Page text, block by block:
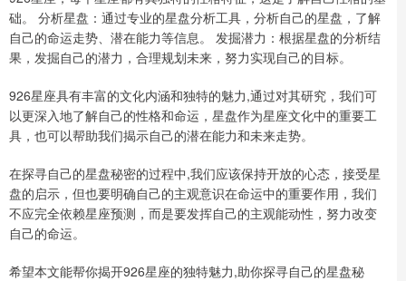
础。 分析星盘：通过专业的星盘分析工具，分析自己的星盘，了解
自己的命运走势、潜在能力等信息。 发掘潜力：根据星盘的分析结
果，发掘自己的潜力，合理规划未来，努力实现自己的目标。
926星座具有丰富的文化内涵和独特的魅力,通过对其研究，我们可
以更深入地了解自己的性格和命运，星盘作为星座文化中的重要工
具，也可以帮助我们揭示自己的潜在能力和未来走势。
在探寻自己的星盘秘密的过程中,我们应该保持开放的心态，接受星
盘的启示，但也要明确自己的主观意识在命运中的重要作用，我们
不应完全依赖星座预测，而是要发挥自己的主观能动性，努力改变
自己的命运。
希望本文能帮你揭开926星座的独特魅力,助你探寻自己的星盘秘